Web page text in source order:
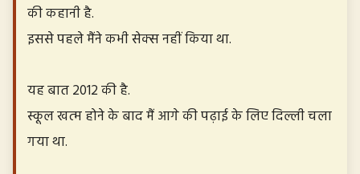
की कहानी है.
इससे पहले मैंने कभी सेक्स नहीं किया था.
यह बात 2012 की है.
स्कूल खत्म होने के बाद मैं आगे की पढ़ाई के लिए दिल्ली चला
गया था.